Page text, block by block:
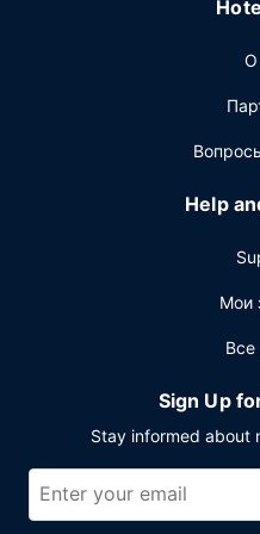
отель. Тем, кому не
Проведите отличный
отдельную плату
стол): по будним дням с
дням с 6:00 до 11:00.
Для удобства гостей
или прачечная. Если вы
развлекательное
расположены конференц-
(за дополнительную
О
Help
Мои
Все
Sign Up
Stay informed about